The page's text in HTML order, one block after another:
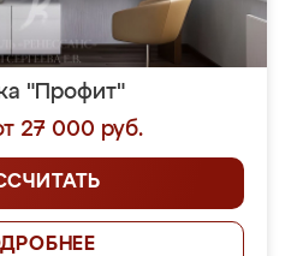
"Профит"
27 000 руб.